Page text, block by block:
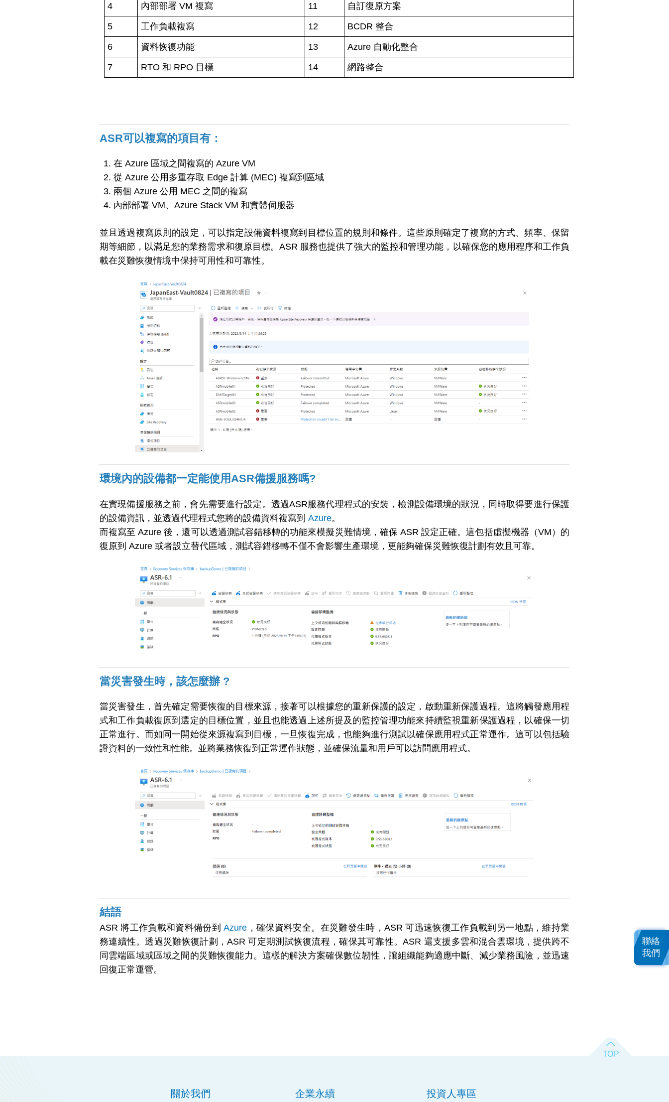
4 內部部署 VM 複寫 11 自訂復原方案
5 工作負載複寫 12 BCDR 整合
6 資料恢復功能 13 Azure 自動化整合
7 RTO 和 RPO 目標 14 網路整合
ASR可以複寫的項目有：
在 Azure 區域之間複寫的 Azure VM
從 Azure 公用多重存取 Edge 計算 (MEC) 複寫到區域
兩個 Azure 公用 MEC 之間的複寫
內部部署 VM、Azure Stack VM 和實體伺服器
並且透過複寫原則的設定，可以指定設備資料複寫到目標位置的規則和條件。這些原則確定了複寫的方式、頻率、保留
期等細節，以滿足您的業務需求和復原目標。ASR 服務也提供了強大的監控和管理功能，以確保您的應用程序和工作負
載在災難恢復情境中保持可用性和可靠性。
環境內的設備都一定能使用ASR備援服務嗎?
在實現備援服務之前，會先需要進行設定。透過ASR服務代理程式的安裝，檢測設備環境的狀況，同時取得要進行保護
的設備資訊，並透過代理程式您將的設備資料複寫到 Azure。
而複寫至 Azure 後，還可以透過測試容錯移轉的功能來模擬災難情境，確保 ASR 設定正確。這包括虛擬機器（VM）的
復原到 Azure 或者設立替代區域，測試容錯移轉不僅不會影響生產環境，更能夠確保災難恢復計劃有效且可靠。
當災害發生時，該怎麼辦 ?
當災害發生，首先確定需要恢復的目標來源，接著可以根據您的重新保護的設定，啟動重新保護過程。這將觸發應用程
式和工作負載復原到選定的目標位置，並且也能透過上述所提及的監控管理功能來持續監視重新保護過程，以確保一切
正常進行。而如同一開始從來源複寫到目標，一旦恢復完成，也能夠進行測試以確保應用程式正常運作。這可以包括驗
證資料的一致性和性能。並將業務恢復到正常運作狀態，並確保流量和用戶可以訪問應用程式。
結語
ASR 將工作負載和資料備份到Azure ，確保資料安全。在災難發生時，ASR 可迅速恢復工作負載到另一地點，維持業
務連續性。透過災難恢復計劃，ASR 可定期測試恢復流程，確保其可靠性。ASR 還支援多雲和混合雲環境，提供跨不
同雲端區域或區域之間的災難恢復能力。這樣的解決方案確保數位韌性，讓組織能夠適應中斷、減少業務風險，並迅速
回復正常運營。
關於我們 企業永續 投資人專區
聯絡
我們